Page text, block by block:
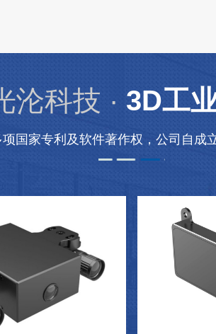
沦科技 · 3D工
国家专利及软件著作权，公司自成